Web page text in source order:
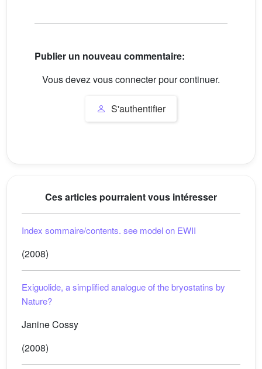
Publier un nouveau commentaire:
Vous devez vous connecter pour continuer.
S'authentifier
Ces articles pourraient vous intéresser
Index sommaire/contents. see model on EWII
(2008)
Exiguolide, a simplified analogue of the bryostatins by
Nature?
Janine Cossy
(2008)